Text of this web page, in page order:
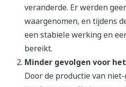
veranderde. Er werden
waargenomen, en tijdens
een stabiele werking en
bereikt.
Minder gevolgen voor
Door de productie van